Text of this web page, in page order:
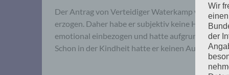
Der Antrag von Verteidiger Waterkamp wurde
erzogen. Daher habe er subjektiv keine
emotional einbezogen und hatte aufgrund
Schon in der Kindheit hatte er keinen Austausch
Wir
der